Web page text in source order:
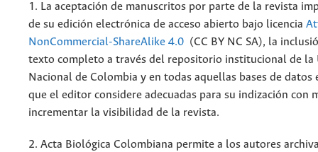
1. La aceptación de manuscritos por parte de la revista
de su edición electrónica de acceso abierto bajo licencia
NonCommercial-ShareAlike 4.0 (CC BY NC SA), la
texto completo a través del repositorio institucional de la
Nacional de Colombia y en todas aquellas bases de datos
que el editor considere adecuadas para su indización con
incrementar la visibilidad de la revista.
2. Acta Biológica Colombiana permite a los autores